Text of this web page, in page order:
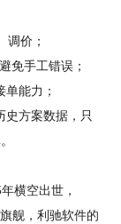
调价；
免手工错误；
能力；
史方案数据，只
横空出世，
舰，利驰软件的